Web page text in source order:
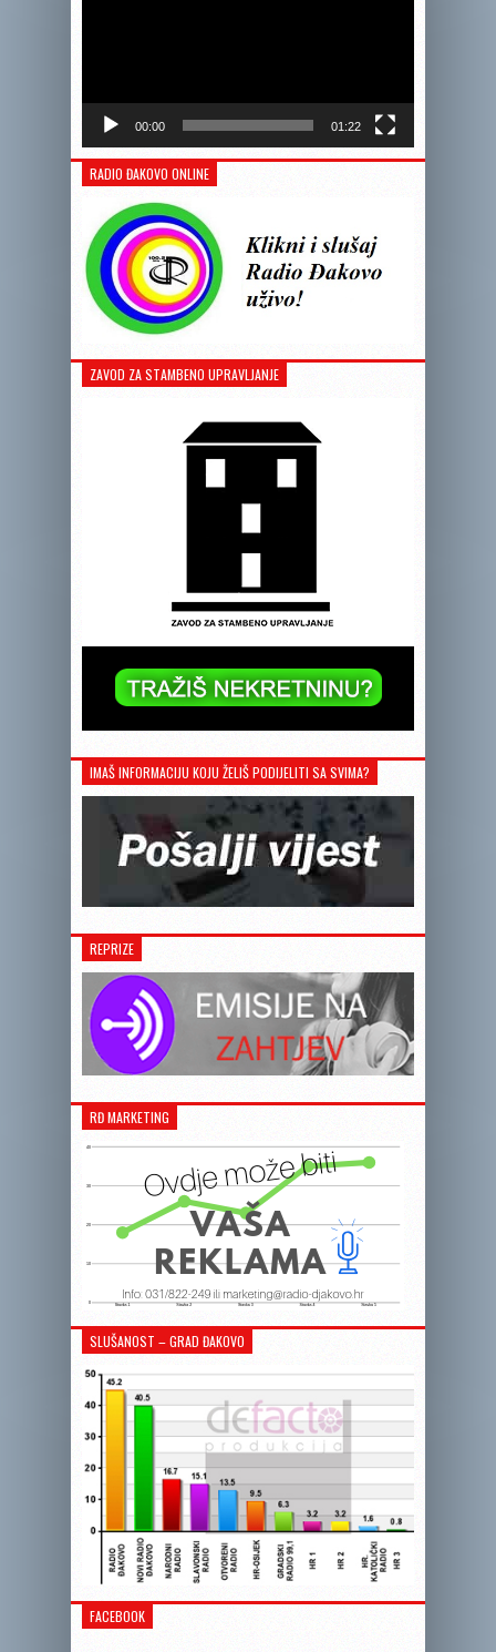
00:00 01:22
RADIO ĐAKOVO ONLINE
ZAVOD ZA STAMBENO UPRAVLJANJE
IMAŠ INFORMACIJU KOJU ŽELIŠ PODIJELITI SA SVIMA?
REPRIZE
RĐ MARKETING
SLUŠANOST – GRAD ĐAKOVO
FACEBOOK